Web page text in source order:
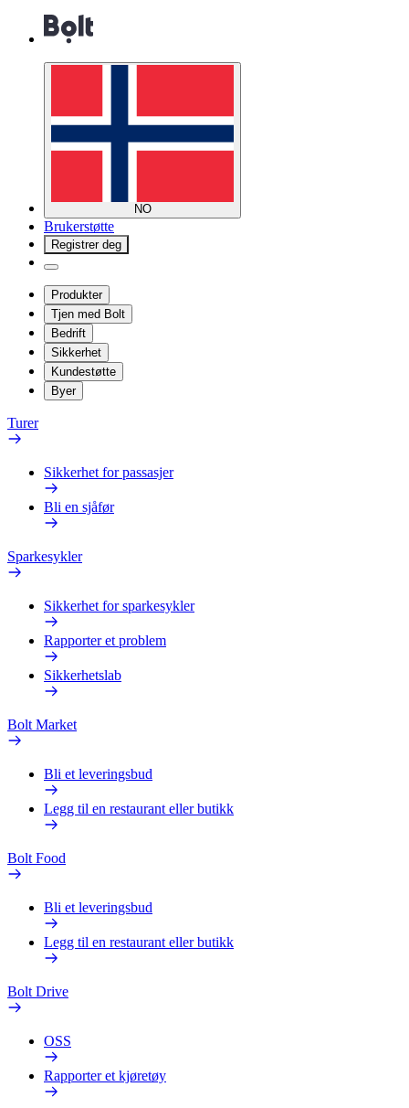
NO
Brukerstøtte
Registrer deg
Produkter
Tjen med Bolt
Bedrift
Sikkerhet
Kundestøtte
Byer
Turer
Sikkerhet for passasjer
Bli en sjåfør
Sparkesykler
Sikkerhet for sparkesykler
Rapporter et problem
Sikkerhetslab
Bolt Market
Bli et leveringsbud
Legg til en restaurant eller butikk
Bolt Food
Bli et leveringsbud
Legg til en restaurant eller butikk
Bolt Drive
OSS
Rapporter et kjøretøy